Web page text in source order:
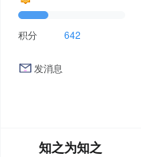
积分 642
发消息
知之为知之